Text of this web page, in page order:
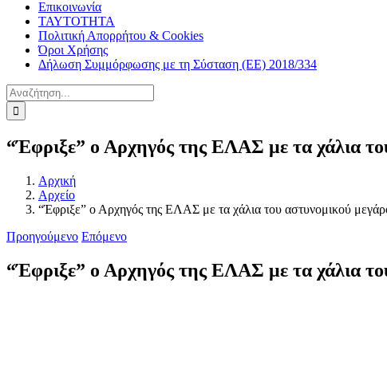
Επικοινωνία
ΤΑΥΤΟΤΗΤΑ
Πολιτική Απορρήτου & Cookies
Όροι Χρήσης
Δήλωση Συμμόρφωσης με τη Σύσταση (ΕΕ) 2018/334
Αναζήτηση
για:
“Έφριξε” ο Αρχηγός της ΕΛΑΣ με τα χάλια
Αρχική
Αρχείο
“Έφριξε” ο Αρχηγός της ΕΛΑΣ με τα χάλια του αστυνομικού
Προηγούμενο Επόμενο
“Έφριξε” ο Αρχηγός της ΕΛΑΣ με τα χάλια